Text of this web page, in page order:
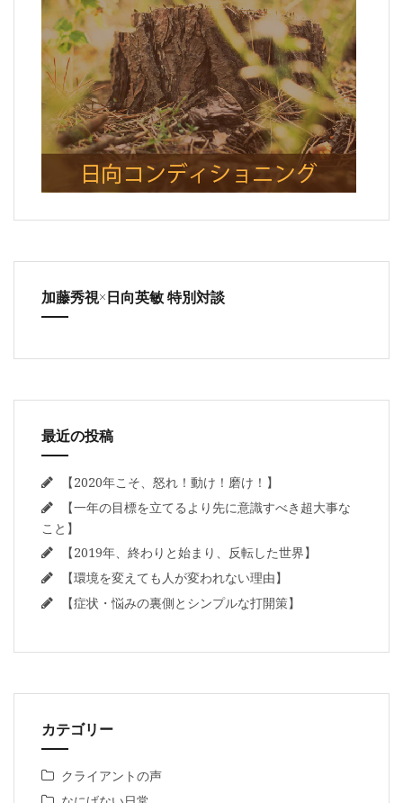
加藤秀視×日向英敏 特別対談
最近の投稿
【2020年こそ、怒れ！動け！磨け！】
【一年の目標を立てるより先に意識すべき超大事な
こと】
【2019年、終わりと始まり、反転した世界】
【環境を変えても人が変われない理由】
【症状・悩みの裏側とシンプルな打開策】
カテゴリー
クライアントの声